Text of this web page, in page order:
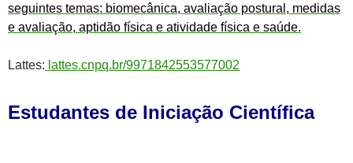
seguintes temas: biomecânica, avaliação postural, medidas
e avaliação, aptidão física e atividade física e saúde.
Lattes: lattes.cnpq.br/9971842553577002
Estudantes de Iniciação Científica